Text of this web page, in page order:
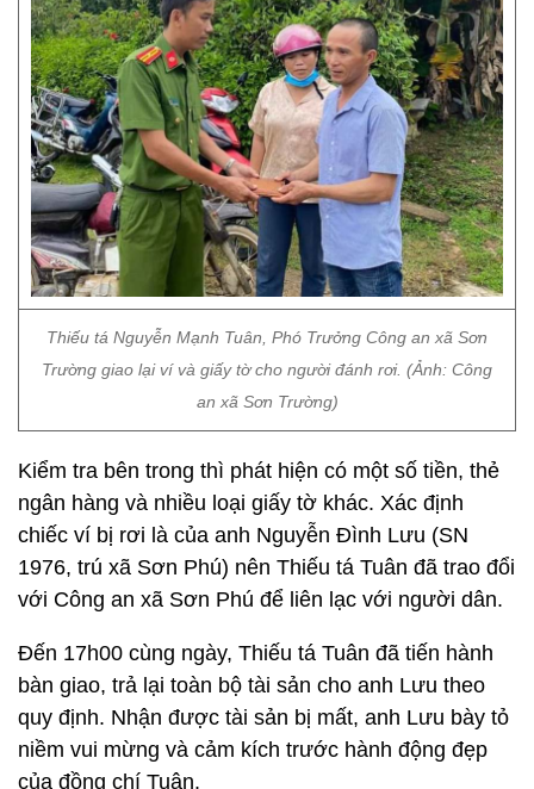
Thiếu tá Nguyễn Mạnh Tuân, Phó Trưởng Công an xã Sơn
Trường giao lại ví và giấy tờ cho người đánh rơi. (Ảnh: Công
an xã Sơn Trường)
Kiểm tra bên trong thì phát hiện có một số tiền, thẻ
ngân hàng và nhiều loại giấy tờ khác. Xác định
chiếc ví bị rơi là của anh Nguyễn Đình Lưu (SN
1976, trú xã Sơn Phú) nên Thiếu tá Tuân đã trao đổi
với Công an xã Sơn Phú để liên lạc với người dân.
Đến 17h00 cùng ngày, Thiếu tá Tuân đã tiến hành
bàn giao, trả lại toàn bộ tài sản cho anh Lưu theo
quy định. Nhận được tài sản bị mất, anh Lưu bày tỏ
niềm vui mừng và cảm kích trước hành động đẹp
của đồng chí Tuân.